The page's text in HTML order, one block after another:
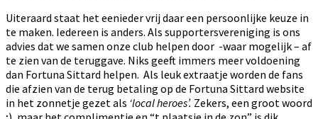
Uiteraard staat het eenieder vrij daar een persoonlijke keuze in
te maken. Iedereen is anders. Als supportersvereniging is ons
advies dat we samen onze club helpen door -waar mogelijk – af
te zien van de teruggave. Niks geeft immers meer voldoening
dan Fortuna Sittard helpen. Als leuk extraatje worden de fans
die afzien van de terug betaling op de Fortuna Sittard website
in het zonnetje gezet als ‘local heroes’. Zekers, een groot woord